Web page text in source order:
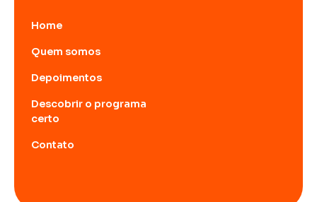
Home
Quem somos
Depoimentos
Descobrir o programa
certo
Contato